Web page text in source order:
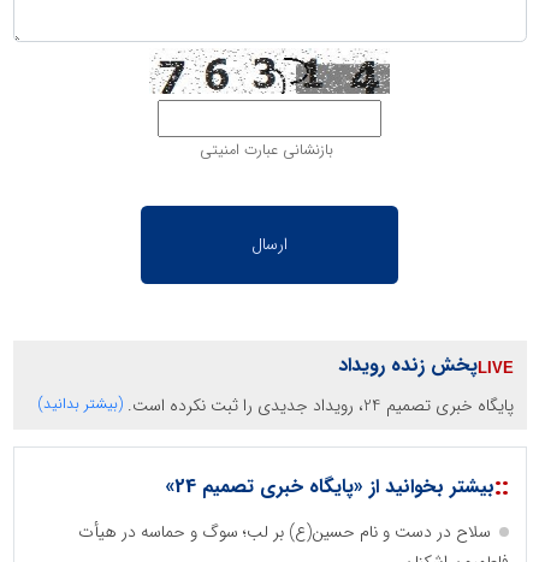
بازنشانی عبارت امنیتی
پخش زنده رویداد
پایگاه خبری تصمیم 24، رویداد جدیدی را ثبت نکرده است. (بیشتر بدانید)
::بیشتر بخوانید از «پایگاه خبری تصمیم 24»
سلاح در دست و نام حسین(ع) بر لب؛ سوگ و حماسه در هیأت